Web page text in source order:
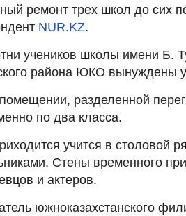
ремонт трех школ до сих
NUR.KZ.
учеников школы имени Б.
района ЮКО вынуждены
разделенной
по два класса.
учится в столовой
Стены временного
и актеров.
южноказахстанского